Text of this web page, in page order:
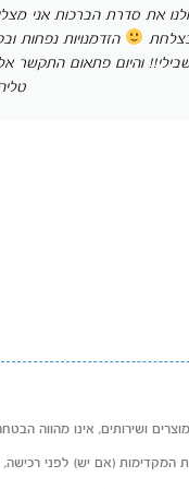
את סדרת הברכות אני
בצלחת
הזדמנויות נפחות
והיום פתאום התקשר
ושירותים, אינו מהווה
המקדימות (אם יש) לפני